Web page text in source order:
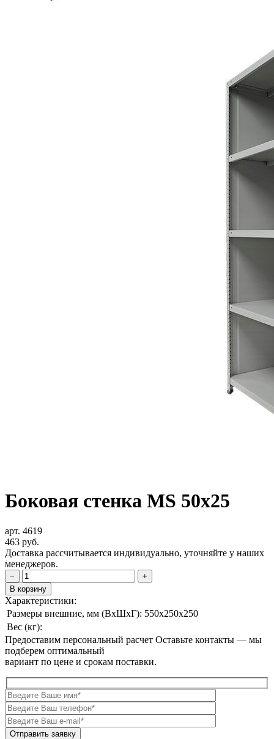
Боковая стенка MS 50x25
арт. 4619
463 руб.
Доставка рассчитывается индивидуально, уточняйте у наших
менеджеров.
−
+
В корзину
Характеристики:
Размеры внешние, мм (ВxШxГ): 550x250x250
Вес (кг):
Предоставим персональный расчет Оставьте контакты — мы
подберем оптимальный
вариант по цене и срокам поставки.